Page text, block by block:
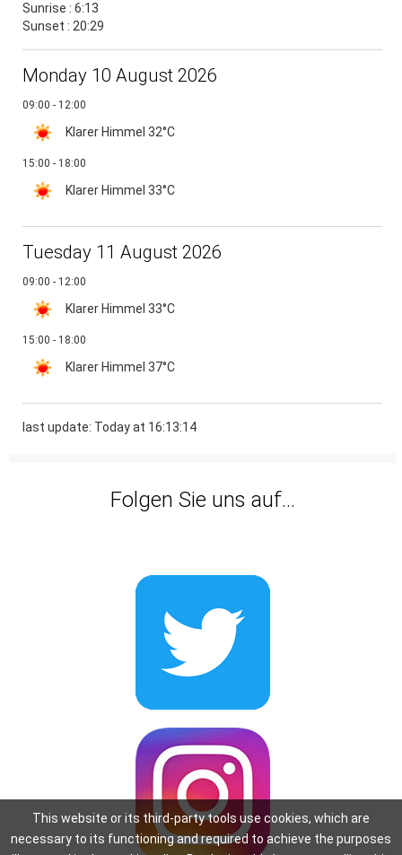
Sunrise : 6:13
Sunset : 20:29
Monday 10 August 2026
09:00 - 12:00
Klarer Himmel 32°C
15:00 - 18:00
Klarer Himmel 33°C
Tuesday 11 August 2026
09:00 - 12:00
Klarer Himmel 33°C
15:00 - 18:00
Klarer Himmel 37°C
last update: Today at 16:13:14
Folgen Sie uns auf...
This website or its third-party tools use cookies, which are
necessary to its functioning and required to achieve the purposes